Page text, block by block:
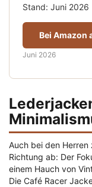
Stand: Juni 2026
Bei Amazon
Juni 2026
Auch bei den Herren
Richtung ab: Der
einem Hauch von
Die Café Racer